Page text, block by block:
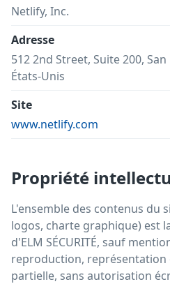
Netlify, Inc.
Adresse
512 2nd Street, Suite 200, San
États-Unis
Site
www.netlify.com
Propriété
L'ensemble des contenus du
logos, charte graphique) est
d'ELM SÉCURITÉ, sauf
reproduction,
partielle, sans autorisation